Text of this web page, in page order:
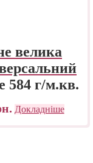
велика
584 г/м.кв.
Докладніше